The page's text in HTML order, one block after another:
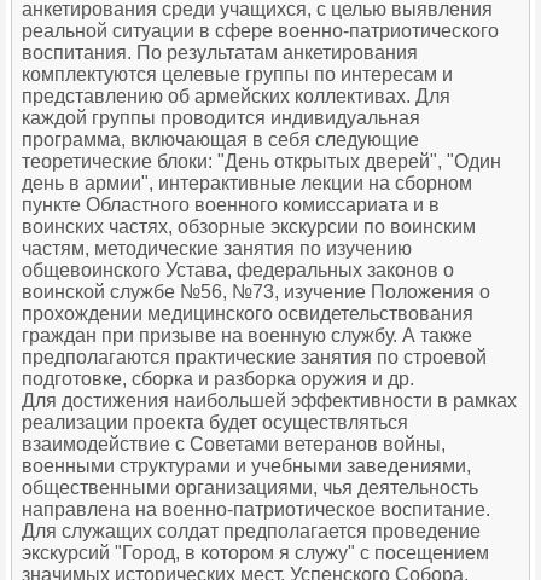
анкетирования среди учащихся, с целью выявления
реальной ситуации в сфере военно-патриотического
воспитания. По результатам анкетирования
комплектуются целевые группы по интересам и
представлению об армейских коллективах. Для
каждой группы проводится индивидуальная
программа, включающая в себя следующие
теоретические блоки: "День открытых дверей", "Один
день в армии", интерактивные лекции на сборном
пункте Областного военного комиссариата и в
воинских частях, обзорные экскурсии по воинским
частям, методические занятия по изучению
общевоинского Устава, федеральных законов о
воинской службе №56, №73, изучение Положения о
прохождении медицинского освидетельствования
граждан при призыве на военную службу. А также
предполагаются практические занятия по строевой
подготовке, сборка и разборка оружия и др.
Для достижения наибольшей эффективности в рамках
реализации проекта будет осуществляться
взаимодействие с Советами ветеранов войны,
военными структурами и учебными заведениями,
общественными организациями, чья деятельность
направлена на военно-патриотическое воспитание.
Для служащих солдат предполагается проведение
экскурсий "Город, в котором я служу" с посещением
значимых исторических мест, Успенского Собора,